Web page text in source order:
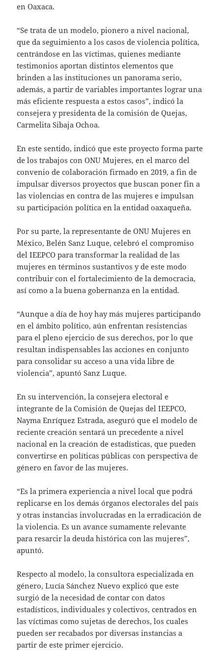
en Oaxaca.
“Se trata de un modelo, pionero a nivel nacional,
que da seguimiento a los casos de violencia política,
centrándose en las víctimas, quienes mediante
testimonios aportan distintos elementos que
brinden a las instituciones un panorama serio,
además, a partir de variables importantes lograr una
más eficiente respuesta a estos casos”, indicó la
consejera y presidenta de la comisión de Quejas,
Carmelita Sibaja Ochoa.
En este sentido, indicó que este proyecto forma parte
de los trabajos con ONU Mujeres, en el marco del
convenio de colaboración firmado en 2019, a fin de
impulsar diversos proyectos que buscan poner fin a
las violencias en contra de las mujeres e impulsan
su participación política en la entidad oaxaqueña.
Por su parte, la representante de ONU Mujeres en
México, Belén Sanz Luque, celebró el compromiso
del IEEPCO para transformar la realidad de las
mujeres en términos sustantivos y de este modo
contribuir con el fortalecimiento de la democracia,
así como a la buena gobernanza en la entidad.
“Aunque a día de hoy hay más mujeres participando
en el ámbito político, aún enfrentan resistencias
para el pleno ejercicio de sus derechos, por lo que
resultan indispensables las acciones en conjunto
para consolidar su acceso a una vida libre de
violencia”, apuntó Sanz Luque.
En su intervención, la consejera electoral e
integrante de la Comisión de Quejas del IEEPCO,
Nayma Enríquez Estrada, aseguró que el modelo de
reciente creación sentará un precedente a nivel
nacional en la creación de estadísticas, que pueden
convertirse en políticas públicas con perspectiva de
género en favor de las mujeres.
“Es la primera experiencia a nivel local que podrá
replicarse en los demás órganos electorales del país
y otras instancias involucradas en la erradicación de
la violencia. Es un avance sumamente relevante
para resarcir la deuda histórica con las mujeres”,
apuntó.
Respecto al modelo, la consultora especializada en
género, Lucía Sánchez Nuevo explicó que este
surgió de la necesidad de contar con datos
estadísticos, individuales y colectivos, centrados en
las víctimas como sujetas de derechos, los cuales
pueden ser recabados por diversas instancias a
partir de este primer ejercicio.